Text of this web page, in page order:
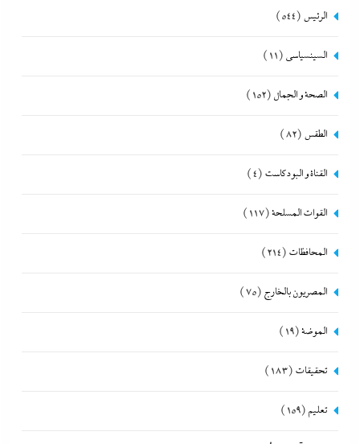
الرئيس (544)
السينسياسي (11)
الصحة و الجمال (152)
الطقس (82)
القناة و البودكاست (4)
القوات المسلحة(117)
المحافظات (214)
المصريون بالخارج (75)
الموضة(19)
تحقيقات (183)
تعليم (159)